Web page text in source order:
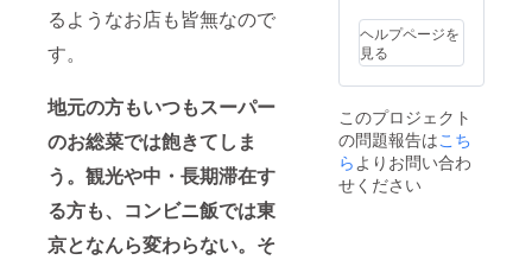
るようなお店も皆無なので
す。
地元の方もいつもスーパー
のお総菜では飽きてしま
う。観光や中・長期滞在す
る方も、コンビニ飯では東
京となんら変わらない。そ
ださ
い。 有
効期
限：1年
年4月末
まで）
い。 滞
在予約
方法な
どは別
絡させ
て頂き
ます。
繁忙期
など滞
キャリ
アをス
ター
ト。そ
事業部
の責任
者兼
SEO担
当など
ヘルプページを
見る
このプロジェクト
の問題報告はこち
らよりお問い合わ
せください